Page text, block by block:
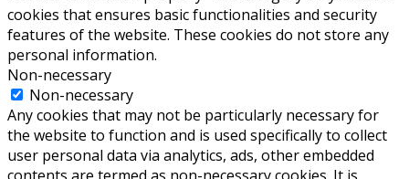
cookies that ensures basic functionalities and security
features of the website. These cookies do not store any
personal information.
Non-necessary
Non-necessary
Any cookies that may not be particularly necessary for
the website to function and is used specifically to collect
user personal data via analytics, ads, other embedded